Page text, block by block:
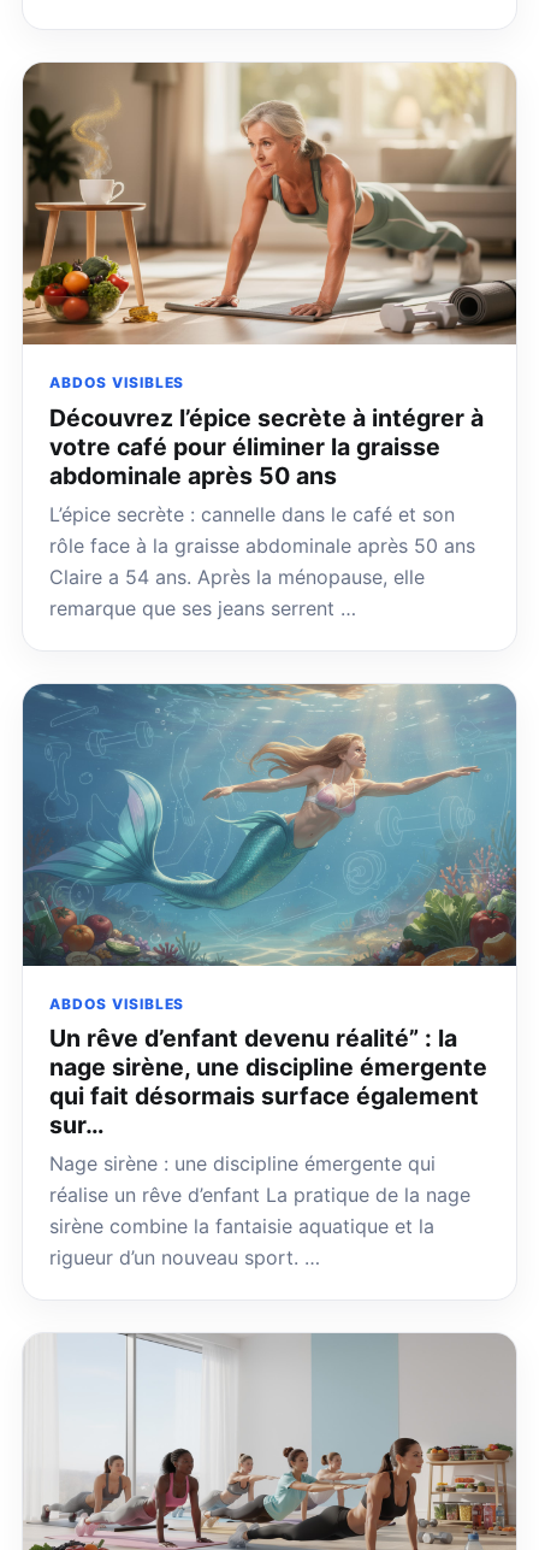
ABDOS VISIBLES
Découvrez l’épice secrète à intégrer à
votre café pour éliminer la graisse
abdominale après 50 ans
L’épice secrète : cannelle dans le café et son
rôle face à la graisse abdominale après 50 ans
Claire a 54 ans. Après la ménopause, elle
remarque que ses jeans serrent …
ABDOS VISIBLES
Un rêve d’enfant devenu réalité” : la
nage sirène, une discipline émergente
qui fait désormais surface également
sur…
Nage sirène : une discipline émergente qui
réalise un rêve d’enfant La pratique de la nage
sirène combine la fantaisie aquatique et la
rigueur d’un nouveau sport. …